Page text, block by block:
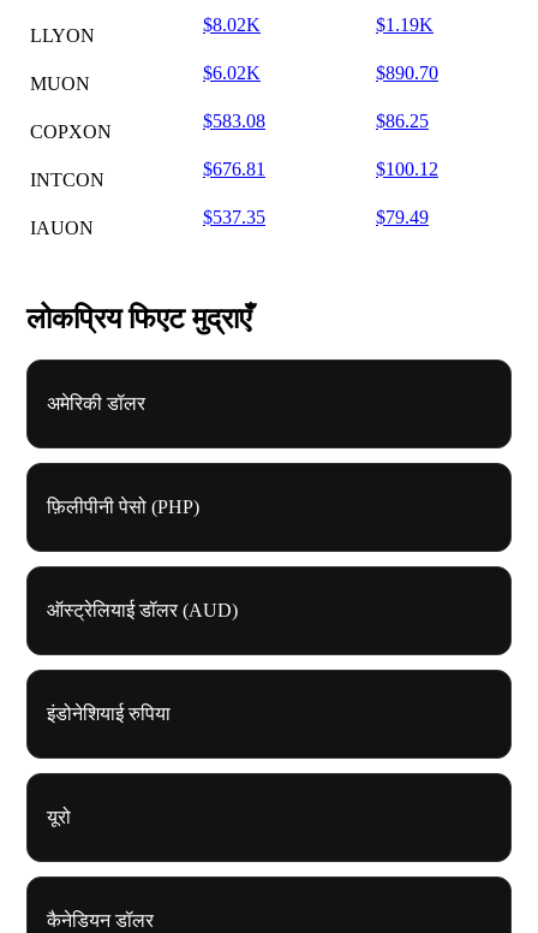
LLYON
$8.02K $1.19K
MUON
$6.02K $890.70
COPXON
$583.08 $86.25
INTCON
$676.81 $100.12
IAUON
$537.35 $79.49
लोकप्रिय फिएट मुद्राएँ
अमेरिकी डॉलर
फ़िलीपीनी पेसो (PHP)
ऑस्ट्रेलियाई डॉलर (AUD)
इंडोनेशियाई रुपिया
यूरो
कैनेडियन डॉलर